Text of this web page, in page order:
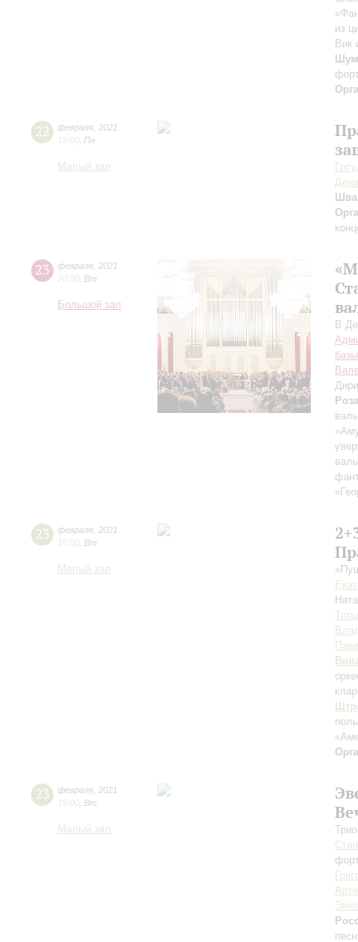
из
Вик
22 февраля 2021
19:00 Пн
Малый зал
23 февраля 2021
20:00 Вт
Большой зал
В
базы
23 февраля 2021
15:00 Вт
Малый зал
23 февраля 2021
19:00 Вт
Малый зал